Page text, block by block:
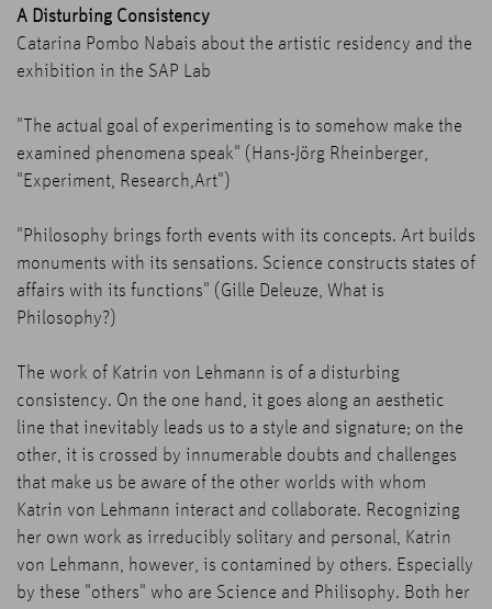
A Disturbing Consistency
Catarina Pombo Nabais about the artistic residency and the
exhibition in the SAP Lab
"The actual goal of experimenting is to somehow make the
examined phenomena speak" (Hans-Jörg Rheinberger,
"Experiment, Research,Art")
"Philosophy brings forth events with its concepts. Art builds
monuments with its sensations. Science constructs states of
affairs with its functions" (Gille Deleuze, What is
Philosophy?)
The work of Katrin von Lehmann is of a disturbing
consistency. On the one hand, it goes along an aesthetic
line that inevitably leads us to a style and signature; on the
other, it is crossed by innumerable doubts and challenges
that make us be aware of the other worlds with whom
Katrin von Lehmann interact and collaborate. Recognizing
her own work as irreducibly solitary and personal, Katrin
von Lehmann, however, is contamined by others. Especially
by these "others" who are Science and Philisophy. Both her